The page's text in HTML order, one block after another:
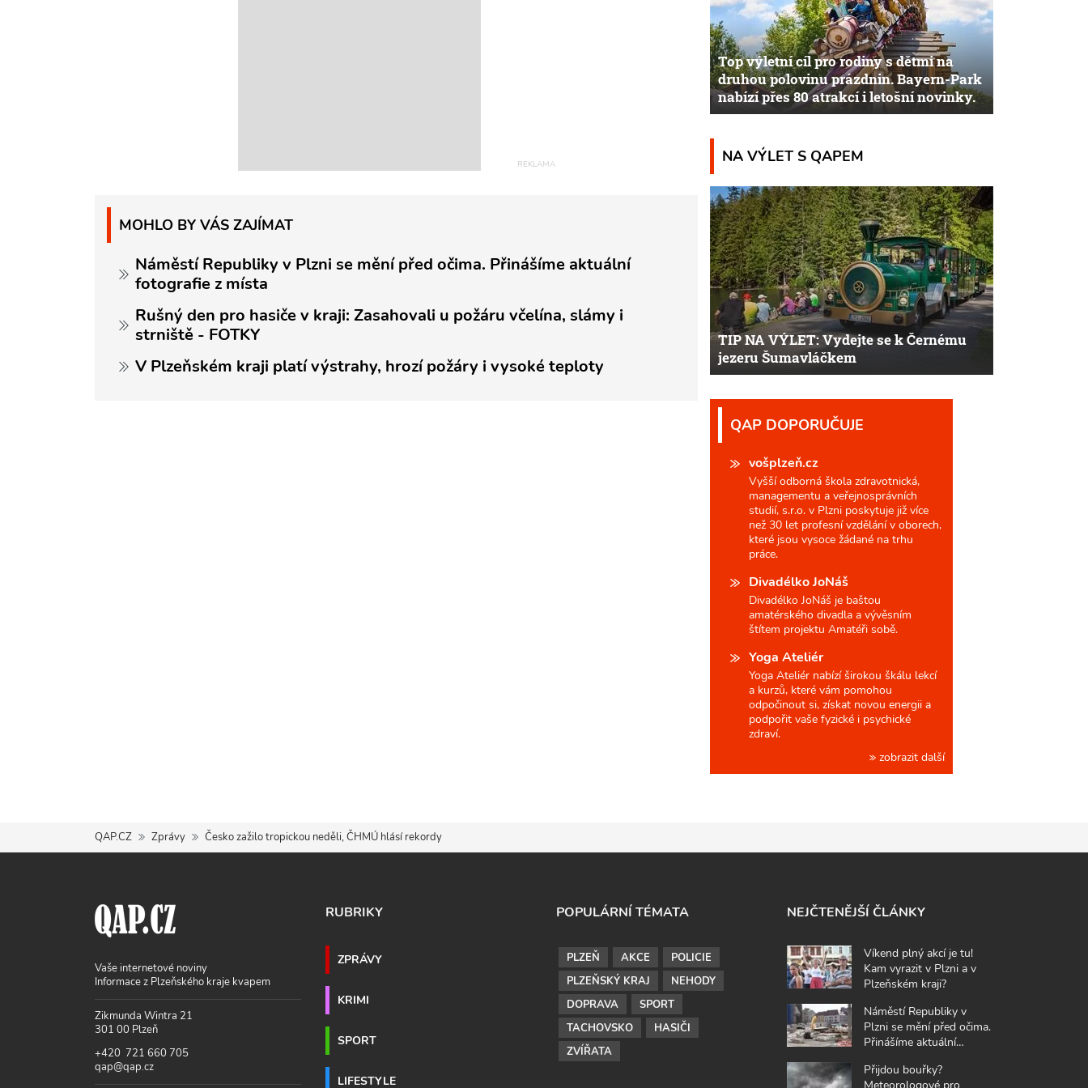
MOHLO BY VÁS ZAJÍMAT
Náměstí Republiky v Plzni se mění před očima. Přinášíme aktuální
fotografie z místa
Rušný den pro hasiče v kraji: Zasahovali u požáru včelína, slámy i
strniště - FOTKY
V Plzeňském kraji platí výstrahy, hrozí požáry i vysoké teploty
Top výletní cíl pro rodiny s dětmi na
druhou polovinu prázdnin. Bayern-Park
nabízí přes 80 atrakcí i letošní novinky.
NA VÝLET S QAPEM
TIP NA VÝLET: Vydejte se k Černému
jezeru Šumavláčkem
QAP DOPORUČUJE
vošplzeň.cz
Vyšší odborná škola zdravotnická,
managementu a veřejnosprávních
studií, s.r.o. v Plzni poskytuje již více
než 30 let profesní vzdělání v oborech,
které jsou vysoce žádané na trhu
práce.
Divadélko JoNáš
Divadélko JoNáš je baštou
amatérského divadla a vývěsním
štítem projektu Amatéři sobě.
Yoga Ateliér
Yoga Ateliér nabízí širokou škálu lekcí
a kurzů, které vám pomohou
odpočinout si, získat novou energii a
podpořit vaše fyzické i psychické
zdraví.
zobrazit další
QAP.CZ Zprávy Česko zažilo tropickou neděli, ČHMÚ hlásí rekordy
Vaše internetové noviny
Informace z Plzeňského kraje kvapem
Zikmunda Wintra 21
301 00 Plzeň
+420 721 660 705
qap@qap.cz
RUBRIKY
ZPRÁVY
KRIMI
SPORT
LIFESTYLE
POPULÁRNÍ TÉMATA
PLZEŇ AKCE
POLICIE
PLZEŇSKÝ KRAJ
NEHODY
DOPRAVA
SPORT
TACHOVSKO
HASIČI
ZVÍŘATA
NEJČTENĚJŠÍ ČLÁNKY
Víkend plný akcí je tu!
Kam vyrazit v Plzni a v
Plzeňském kraji?
Náměstí Republiky v
Plzni se mění před očima.
Přinášíme aktuální
Přijdou bouřky?
Meteorologové pro